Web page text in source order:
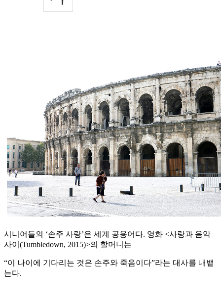
시니어들의 ‘손주 사랑’은 세계 공용어다. 영화 <사랑과 음악
사이(Tumbledown, 2015)>의 할머니는
“이 나이에 기다리는 것은 손주와 죽음이다”라는 대사를 내뱉
는다.